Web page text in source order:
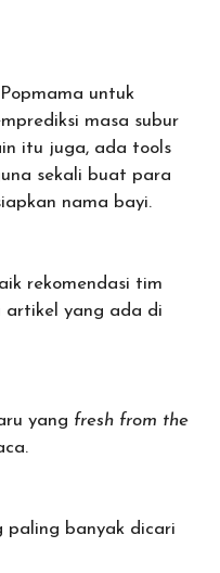
untuk
masa subur
itu juga, ada tools
sekali buat para
nama bayi.
rekomendasi tim
artikel yang ada di
yang fresh from the
paling banyak dicari